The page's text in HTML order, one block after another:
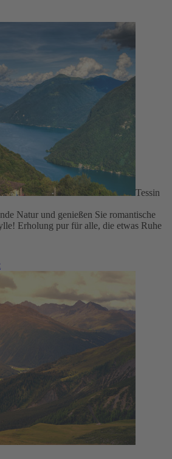
Tessin
Natur und genießen Sie romantische
Erholung pur für alle, die etwas Ruhe